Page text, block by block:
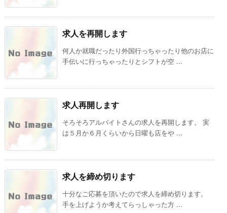
求人を再開します
何人か就職だったり外国行っちゃったり他のお店に
手伝いに行っちゃったりとシフトが空 ...
求人再開します
そろそろアルバイトさんの求人を再開します。 実
は５月か６月くらいから日曜も店をや ...
求人を締め切ります
十分なご応募を頂いたので求人を締め切ります。
手を上げようか考えてらっしゃった方 ...